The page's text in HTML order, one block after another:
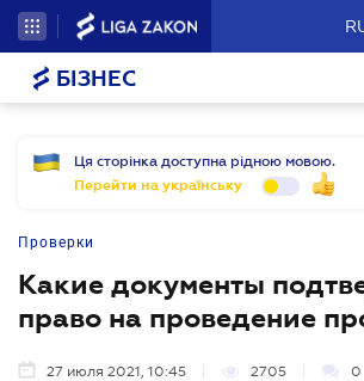
БІЗНЕС
Ця сторінка доступна рідною мовою.
Перейти на українську
Проверки
Какие документы
право на проведение
27 июля 2021, 10:45 2705 0